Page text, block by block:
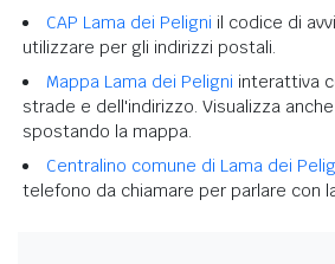
CAP Lama dei Peligni il codice di
utilizzare per gli indirizzi postali.
Mappa Lama dei Peligni interattiva
strade e dell'indirizzo. Visualizza
spostando la mappa.
Centralino comune di Lama dei
telefono da chiamare per parlare con